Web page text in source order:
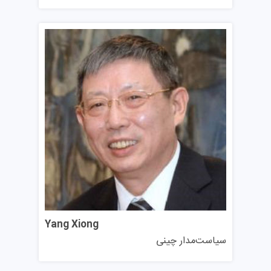
آزمایشگاه و مواد آموزشی نیز ممکن است به هزینه‌ها اضافه
شود. با این حال، BFU همچنان انتخابی مقرون‌به‌صرفه برای
تحصیل با کیفیت بالا در چین محسوب می‌شود.
بورسیه تحصیلی دانشگاه جنگلداری پکن
دانشگاه BJFU فرصت‌های متنوع بورسیه‌ای برای متقاضیان
تحصیل در چین ارائه می‌دهد که معتبرترین آن‌ها بورسیه دولت
چین (CGS) است که شامل شهریه کامل، اقامت، کمک‌هزینه
ماهیانه (۲۵۰۰ تا ۳۵۰۰ یوان بسته به مقطع تحصیلی) و بیمه
درمانی می‌شود.
بورسیه دولت پکن نیز برای دانشجویان ممتاز، معافیت کامل یا
جزئی شهریه را ارائه می‌دهد. همچنین، دانشگاه بورسیه‌های
اختصاصی خود را نیز ارائه می‌دهد که بر اساس شایستگی علمی
Yang Xiong
سیاست‌مدار چینی